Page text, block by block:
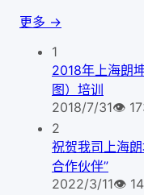
更多 →
1
2018年上海朗
图）培训
2018/7/31👁
2
祝贺我司上海
合作伙伴”
2022/3/11👁